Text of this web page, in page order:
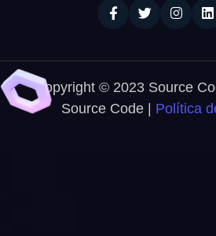
Copyright © 2023 Source
Source Code | Política